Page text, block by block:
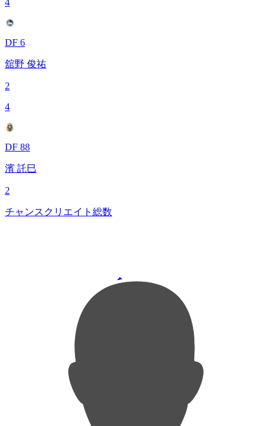
4
DF 6
舘野 俊祐
2
4
DF 88
濱 託巳
2
チャンスクリエイト総数